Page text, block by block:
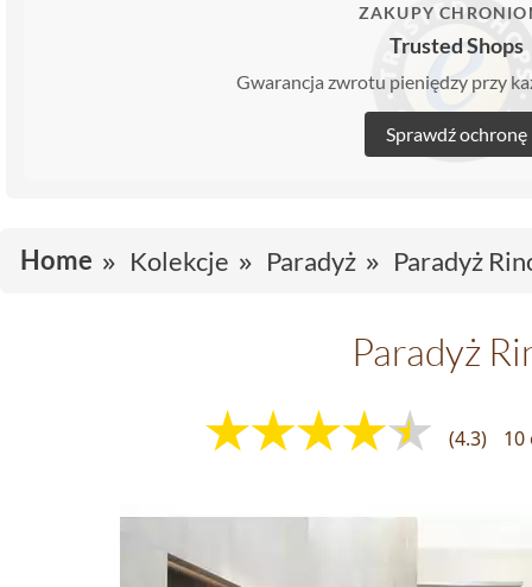
ZAKUPY
Trusted Shops
Gwarancja zwrotu pieniędzy przy
Sprawdź ochronę
Home Kolekcje Paradyż Paradyż
Paradyż
(4.3)